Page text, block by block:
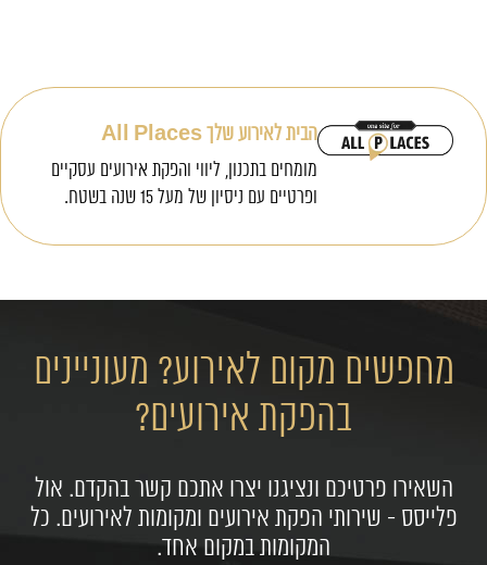
הבית לאירוע שלך All Places
מומחים בתכנון, ליווי והפקת אירועים עסקיים
ופרטיים עם ניסיון של מעל 15 שנה בשטח.
מחפשים מקום לאירוע? מעוניינים
בהפקת אירועים?
השאירו פרטיכם ונציגנו יצרו אתכם קשר בהקדם. אול
פלייסס - שירותי הפקת אירועים ומקומות לאירועים. כל
המקומות במקום אחד.